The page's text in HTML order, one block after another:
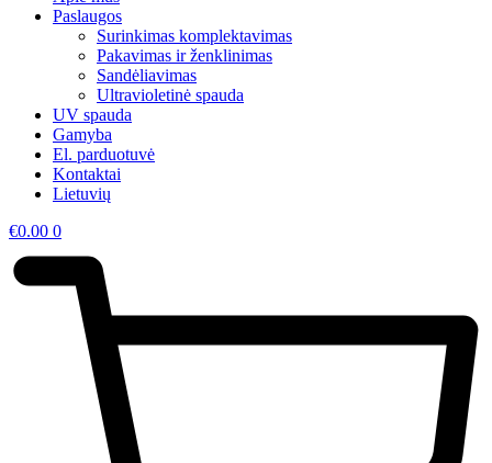
Paslaugos
Surinkimas komplektavimas
Pakavimas ir ženklinimas
Sandėliavimas
Ultravioletinė spauda
UV spauda
Gamyba
El. parduotuvė
Kontaktai
Lietuvių
€0.00 0